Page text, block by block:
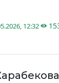
12:32